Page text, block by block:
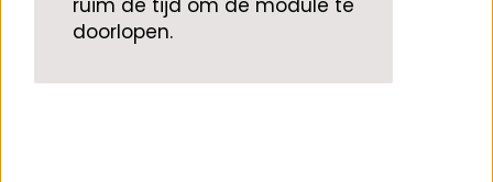
doorlopen.